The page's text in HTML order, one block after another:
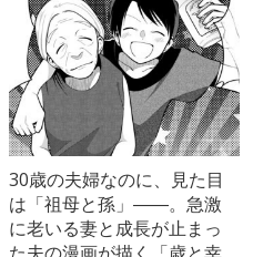
30歳の夫婦なのに、見た目
は「祖母と孫」――。急激
に老いる妻と成長が止まっ